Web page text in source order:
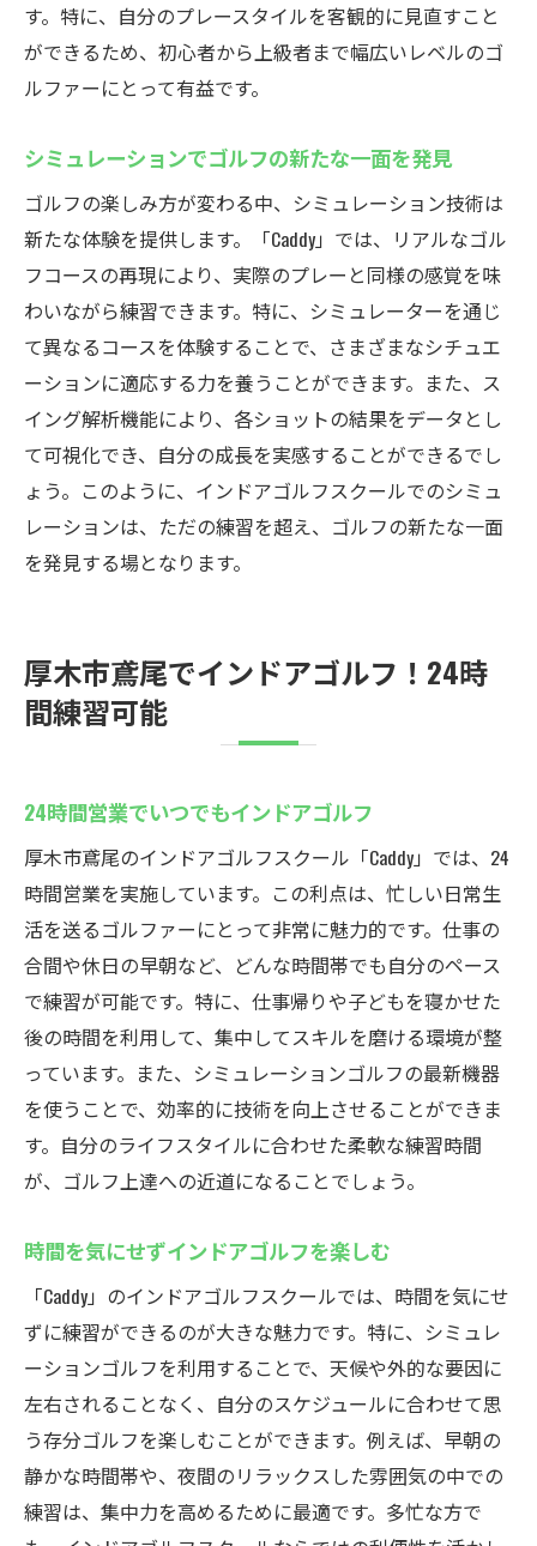
す。特に、自分のプレースタイルを客観的に見直すこと
ができるため、初心者から上級者まで幅広いレベルのゴ
ルファーにとって有益です。
シミュレーションでゴルフの新たな一面を発見
ゴルフの楽しみ方が変わる中、シミュレーション技術は
新たな体験を提供します。「Caddy」では、リアルなゴル
フコースの再現により、実際のプレーと同様の感覚を味
わいながら練習できます。特に、シミュレーターを通じ
て異なるコースを体験することで、さまざまなシチュエ
ーションに適応する力を養うことができます。また、ス
イング解析機能により、各ショットの結果をデータとし
て可視化でき、自分の成長を実感することができるでし
ょう。このように、インドアゴルフスクールでのシミュ
レーションは、ただの練習を超え、ゴルフの新たな一面
を発見する場となります。
厚木市鳶尾でインドアゴルフ！24時
間練習可能
24時間営業でいつでもインドアゴルフ
厚木市鳶尾のインドアゴルフスクール「Caddy」では、24
時間営業を実施しています。この利点は、忙しい日常生
活を送るゴルファーにとって非常に魅力的です。仕事の
合間や休日の早朝など、どんな時間帯でも自分のペース
で練習が可能です。特に、仕事帰りや子どもを寝かせた
後の時間を利用して、集中してスキルを磨ける環境が整
っています。また、シミュレーションゴルフの最新機器
を使うことで、効率的に技術を向上させることができま
す。自分のライフスタイルに合わせた柔軟な練習時間
が、ゴルフ上達への近道になることでしょう。
時間を気にせずインドアゴルフを楽しむ
「Caddy」のインドアゴルフスクールでは、時間を気にせ
ずに練習ができるのが大きな魅力です。特に、シミュレ
ーションゴルフを利用することで、天候や外的な要因に
左右されることなく、自分のスケジュールに合わせて思
う存分ゴルフを楽しむことができます。例えば、早朝の
静かな時間帯や、夜間のリラックスした雰囲気の中での
練習は、集中力を高めるために最適です。多忙な方で